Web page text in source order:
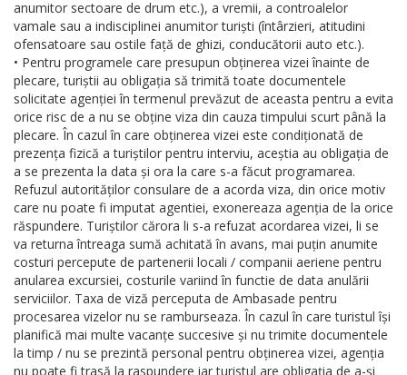
anumitor sectoare de drum etc.), a vremii, a controalelor
vamale sau a indisciplinei anumitor turiști (întârzieri, atitudini
ofensatoare sau ostile față de ghizi, conducătorii auto etc.).
• Pentru programele care presupun obținerea vizei înainte de
plecare, turiștii au obligația să trimită toate documentele
solicitate agenției în termenul prevăzut de aceasta pentru a evita
orice risc de a nu se obține viza din cauza timpului scurt până la
plecare. În cazul în care obținerea vizei este condiționată de
prezența fizică a turiștilor pentru interviu, aceștia au obligația de
a se prezenta la data și ora la care s-a făcut programarea.
Refuzul autorităților consulare de a acorda viza, din orice motiv
care nu poate fi imputat agentiei, exonereaza agenția de la orice
răspundere. Turiștilor cărora li s-a refuzat acordarea vizei, li se
va returna întreaga sumă achitată în avans, mai puțin anumite
costuri percepute de partenerii locali / companii aeriene pentru
anularea excursiei, costurile variind în functie de data anulării
serviciilor. Taxa de viză perceputa de Ambasade pentru
procesarea vizelor nu se ramburseaza. În cazul în care turistul își
planifică mai multe vacanțe succesive și nu trimite documentele
la timp / nu se prezintă personal pentru obținerea vizei, agenția
nu poate fi trasă la raspundere iar turistul are obligația de a-și